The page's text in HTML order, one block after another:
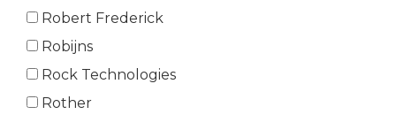
Robert Frederick
Robijns
Rock Technologies
Rother